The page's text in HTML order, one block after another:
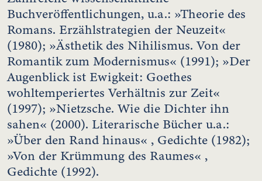
Buchveröffentlichungen, u.a.: »Theorie des
Romans. Erzählstrategien der Neuzeit«
(1980); »Ästhetik des Nihilismus. Von der
Romantik zum Modernismus« (1991); »Der
Augenblick ist Ewigkeit: Goethes
wohltemperiertes Verhältnis zur Zeit«
(1997); »Nietzsche. Wie die Dichter ihn
sahen« (2000). Literarische Bücher u.a.:
»Über den Rand hinaus« , Gedichte (1982);
»Von der Krümmung des Raumes« ,
Gedichte (1992).